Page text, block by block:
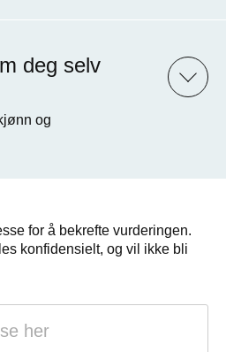
deg selv
og
for å bekrefte vurderingen.
konfidensielt, og vil ikke bli